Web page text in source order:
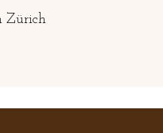
Zürich​